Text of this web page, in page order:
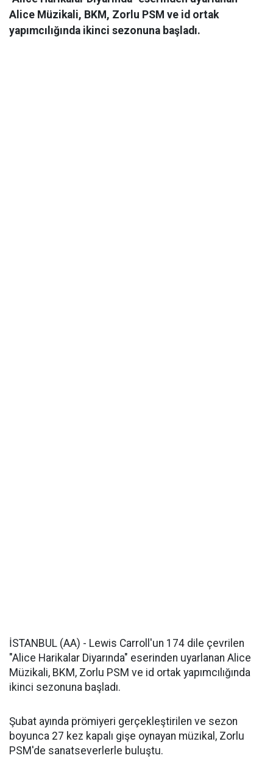
Alice Müzikali, BKM, Zorlu PSM ve id ortak
yapımcılığında ikinci sezonuna başladı.
İSTANBUL (AA) - Lewis Carroll'un 174 dile çevrilen
"Alice Harikalar Diyarında" eserinden uyarlanan Alice
Müzikali, BKM, Zorlu PSM ve id ortak yapımcılığında
ikinci sezonuna başladı.
Şubat ayında prömiyeri gerçekleştirilen ve sezon
boyunca 27 kez kapalı gişe oynayan müzikal, Zorlu
PSM'de sanatseverlerle buluştu.